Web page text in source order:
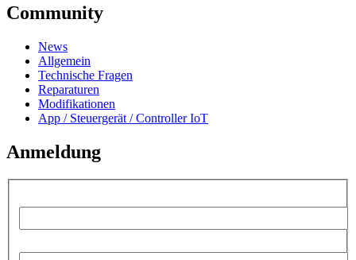
Community
News
Allgemein
Technische Fragen
Reparaturen
Modifikationen
App / Steuergerät / Controller IoT
Anmeldung